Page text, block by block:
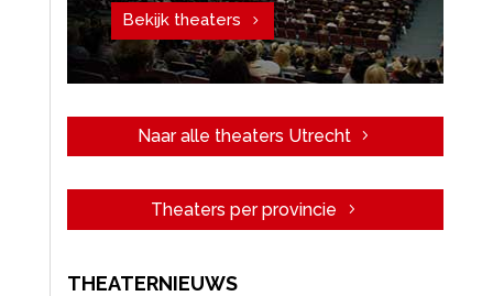
Bekijk theaters
Naar alle theaters Utrecht
Theaters per provincie
THEATERNIEUWS